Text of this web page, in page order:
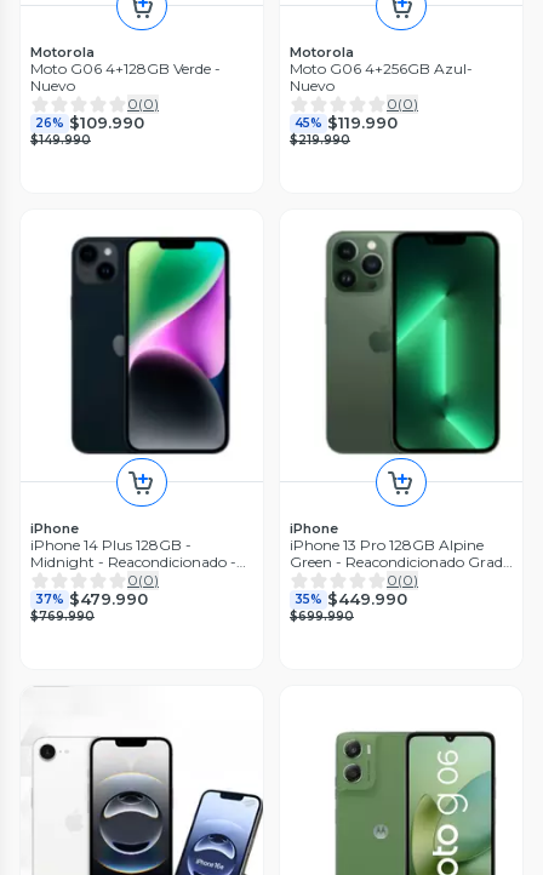
Motorola
Moto G06 4+128GB Verde -
Nuevo
0(0)
26% $109.990
$149.990
Motorola
Moto G06 4+256GB Azul-
Nuevo
0(0)
45% $119.990
$219.990
iPhone
iPhone 14 Plus 128GB -
Midnight - Reacondicionado -
Grado A
0(0)
37% $479.990
$769.990
iPhone
iPhone 13 Pro 128GB Alpine
Green - Reacondicionado Grado
A
0(0)
35% $449.990
$699.990